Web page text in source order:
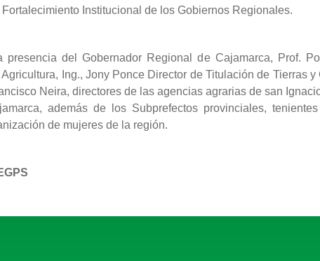
Institucional de los Gobiernos Regionales.
presencia del Gobernador Regional de Cajamarca, Prof.
Ing., Jony Ponce Director de Titulación de Tierras
Neira, directores de las agencias agrarias de san
además de los Subprefectos provinciales,
de mujeres de la región.